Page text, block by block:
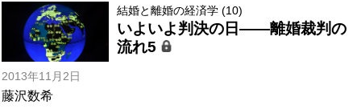
結婚と離婚の経済学 (10)
いよいよ判決の日――離婚裁判の
流れ5
2013年11月2日
藤沢数希